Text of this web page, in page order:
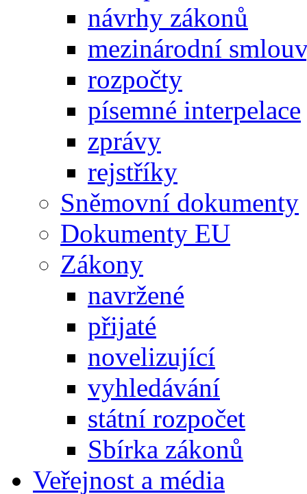
návrhy zákonů
mezinárodní
rozpočty
písemné interpelace
zprávy
rejstříky
Sněmovní dokumenty
Dokumenty EU
Zákony
navržené
přijaté
novelizující
vyhledávání
státní rozpočet
Sbírka zákonů
Veřejnost a média